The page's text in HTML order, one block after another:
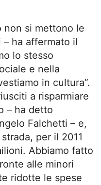
non si mettono le
ha affermato il
lo stesso
e nella
in cultura”.
a risparmiare
– ha detto
Falchetti – e,
per il 2011
Abbiamo fatto
alle minori
ridotte le spese